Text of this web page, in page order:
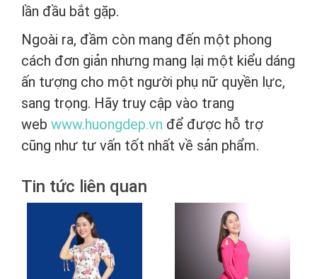
lần đầu bắt gặp.
Ngoài ra, đầm còn mang đến một phong
cách đơn giản nhưng mang lại một kiểu dáng
ấn tượng cho một người phụ nữ quyền lực,
sang trọng. Hãy truy cập vào trang
web www.huongdep.vn để được hỗ trợ
cũng như tư vấn tốt nhất về sản phẩm.
Tin tức liên quan